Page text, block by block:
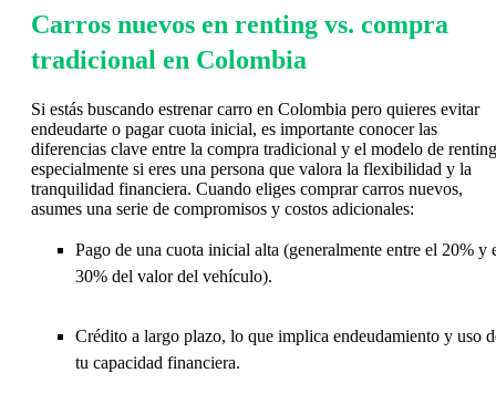
Carros nuevos en renting vs. compra
tradicional en Colombia
Si estás buscando estrenar carro en Colombia pero quieres evitar
endeudarte o pagar cuota inicial, es importante conocer las
diferencias clave entre la compra tradicional y el modelo de
especialmente si eres una persona que valora la flexibilidad y la
tranquilidad financiera. Cuando eliges comprar carros nuevos,
asumes una serie de compromisos y costos adicionales:
Pago de una cuota inicial alta (generalmente entre el 20% y
30% del valor del vehículo).
Crédito a largo plazo, lo que implica endeudamiento y uso
tu capacidad financiera.